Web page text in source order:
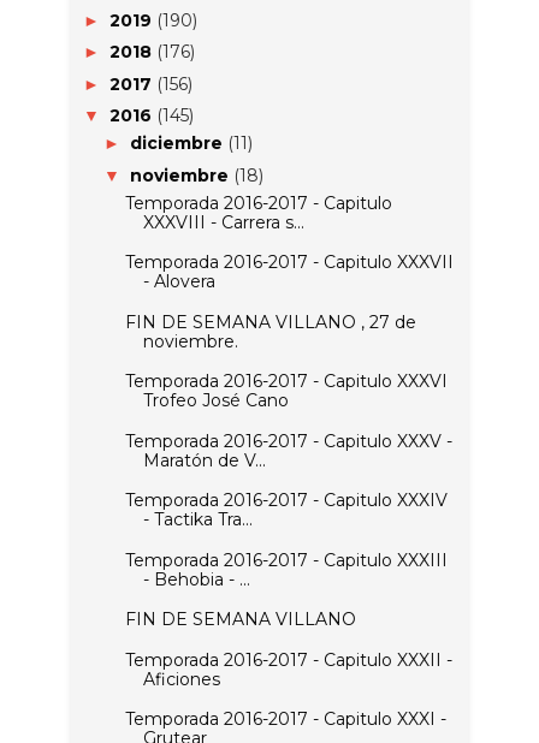
► 2019 (190)
► 2018 (176)
► 2017 (156)
▼ 2016 (145)
► diciembre (11)
▼ noviembre (18)
Temporada 2016-2017 - Capitulo
XXXVIII - Carrera s...
Temporada 2016-2017 - Capitulo XXXVII
- Alovera
FIN DE SEMANA VILLANO , 27 de
noviembre.
Temporada 2016-2017 - Capitulo XXXVI
Trofeo José Cano
Temporada 2016-2017 - Capitulo XXXV -
Maratón de V...
Temporada 2016-2017 - Capitulo XXXIV
- Tactika Tra...
Temporada 2016-2017 - Capitulo XXXIII
- Behobia - ...
FIN DE SEMANA VILLANO
Temporada 2016-2017 - Capitulo XXXII -
Aficiones
Temporada 2016-2017 - Capitulo XXXI -
Grutear